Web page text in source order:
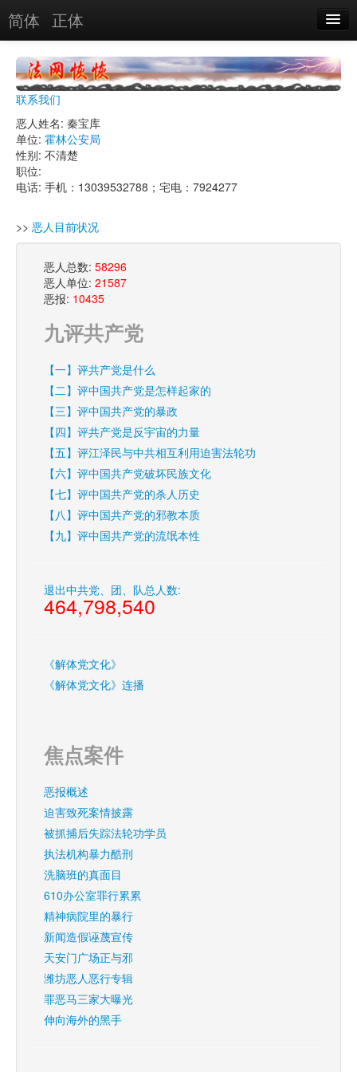
简体 正体
恶报实例
恶人图片
恶人单位
单位图片
联系我们
恶人姓名: 秦宝库
单位: 霍林公安局
性别: 不清楚
职位:
电话: 手机：13039532788；宅电：7924277
>> 恶人目前状况
恶人总数: 58296
恶人单位: 21587
恶报: 10435
九评共产党
【一】评共产党是什么
【二】评中国共产党是怎样起家的
【三】评中国共产党的暴政
【四】评共产党是反宇宙的力量
【五】评江泽民与中共相互利用迫害法轮功
【六】评中国共产党破坏民族文化
【七】评中国共产党的杀人历史
【八】评中国共产党的邪教本质
【九】评中国共产党的流氓本性
退出中共党、团、队总人数:
464,798,540
《解体党文化》
《解体党文化》连播
焦点案件
恶报概述
迫害致死案情披露
被抓捕后失踪法轮功学员
执法机构暴力酷刑
洗脑班的真面目
610办公室罪行累累
精神病院里的暴行
新闻造假诬蔑宣传
天安门广场正与邪
潍坊恶人恶行专辑
罪恶马三家大曝光
伸向海外的黑手